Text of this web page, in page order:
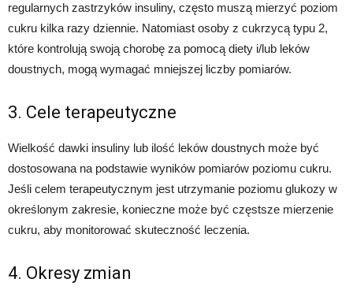
regularnych zastrzyków insuliny, często muszą mierzyć poziom
cukru kilka razy dziennie. Natomiast osoby z cukrzycą typu 2,
które kontrolują swoją chorobę za pomocą diety i/lub leków
doustnych, mogą wymagać mniejszej liczby pomiarów.
3. Cele terapeutyczne
Wielkość dawki insuliny lub ilość leków doustnych może być
dostosowana na podstawie wyników pomiarów poziomu cukru.
Jeśli celem terapeutycznym jest utrzymanie poziomu glukozy w
określonym zakresie, konieczne może być częstsze mierzenie
cukru, aby monitorować skuteczność leczenia.
4. Okresy zmian